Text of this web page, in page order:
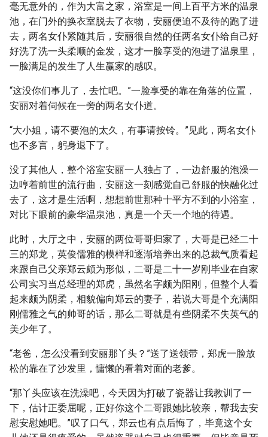
毫无意外的，作为大富之家，浴室是一间上百平方米的温泉
池，在门外的换衣室脱去了衣物，安丽便迫不及待的跑了进
去，两名女仆紧随其后，安丽很自然的任两名女仆给自己好
好洗了洗一头柔顺的金发，这才一脸享受的泡进了温泉里，
一脸满足的发生了人生赢家的感叹。
“这没你们事儿了，去忙吧。”一脸享受的靠在角落的位置，
安丽对着伺候在一旁的两名女仆道。
“大小姐，请不要泡的太久，有事请按铃。”见此，两名女仆
也不多言，躬身退下了。
没了其他人，整个浴室安丽一人独占了，一边舒服的泡澡一
边哼着前世的流行曲，安丽这一刻感觉自己舒服的快融化过
去了，这才是生活啊，想想前世那种十平方不到的小浴室，
对比下眼前的豪华温泉池，真是一个天一个地的待遇。
此时，大厅之中，安丽的两位哥哥归家了，大哥是已经二十
三的郑龙，英俊儒雅的模样和逐渐培养出来的总裁气质看起
来跟自己父亲郑云颇为形似，二哥是二十一岁刚毕业在自家
公司实习当总经理的郑虎，虽然名字颇为阳刚，但整个人看
起来颇为阴柔，相貌偏向郑云的妻子，若说大哥是个充满阳
刚儒雅之气的帅哥的话，那么二哥就是有些阴柔不失英气的
美少年了。
“老爸，怎么没看到安丽那丫头？”送了送领带，郑虎一脸放
松的靠在了沙发里，慵懒的看着对面的老爹。
“那丫头应该在洗澡吧，今天因为打破了瓷器让我教训了一
下，估计正委屈呢，正好你这个二哥跟她比较亲，帮我去安
慰安慰她吧。”叹了口气，郑云也有点后悔了，毕竟这个女